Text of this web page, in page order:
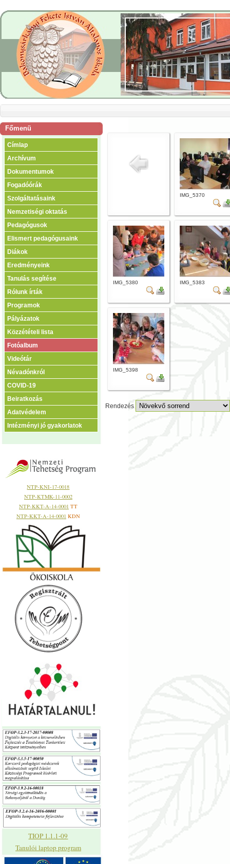
Főmenü
Címlap
Archívum
Dokumentumok
Fogadóórák
Szolgáltatásaink
Nemzetiségi oktatás
Pedagógusok
Elismert pedagógusaink
Diákok
Eredményeink
Tanulás segítése
Rólunk írták
Programok
Pályázatok
Közzétételi lista
Fotóalbum
Videótár
Névadónkról
COVID-19
Beiratkozás
Adatvédelem
Intézményi jó gyakorlatok
NTP-KNI-17-0018
NTP-KTMK-11-0002
NTP-KKT-A-14-0001 TT
NTP-KKT-A-14-0001 KDN
TIOP 1.1.1-09
Tanulói laptop program
IMG_5370
IMG_5380 IMG_5383
IMG_5398
Rendezés